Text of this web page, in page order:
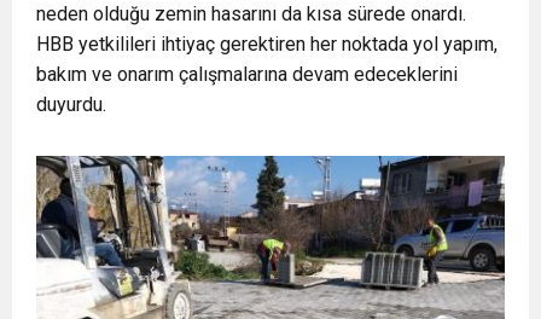
neden olduğu zemin hasarını da kısa sürede onardı.
HBB yetkilileri ihtiyaç gerektiren her noktada yol yapım,
bakım ve onarım çalışmalarına devam edeceklerini
duyurdu.